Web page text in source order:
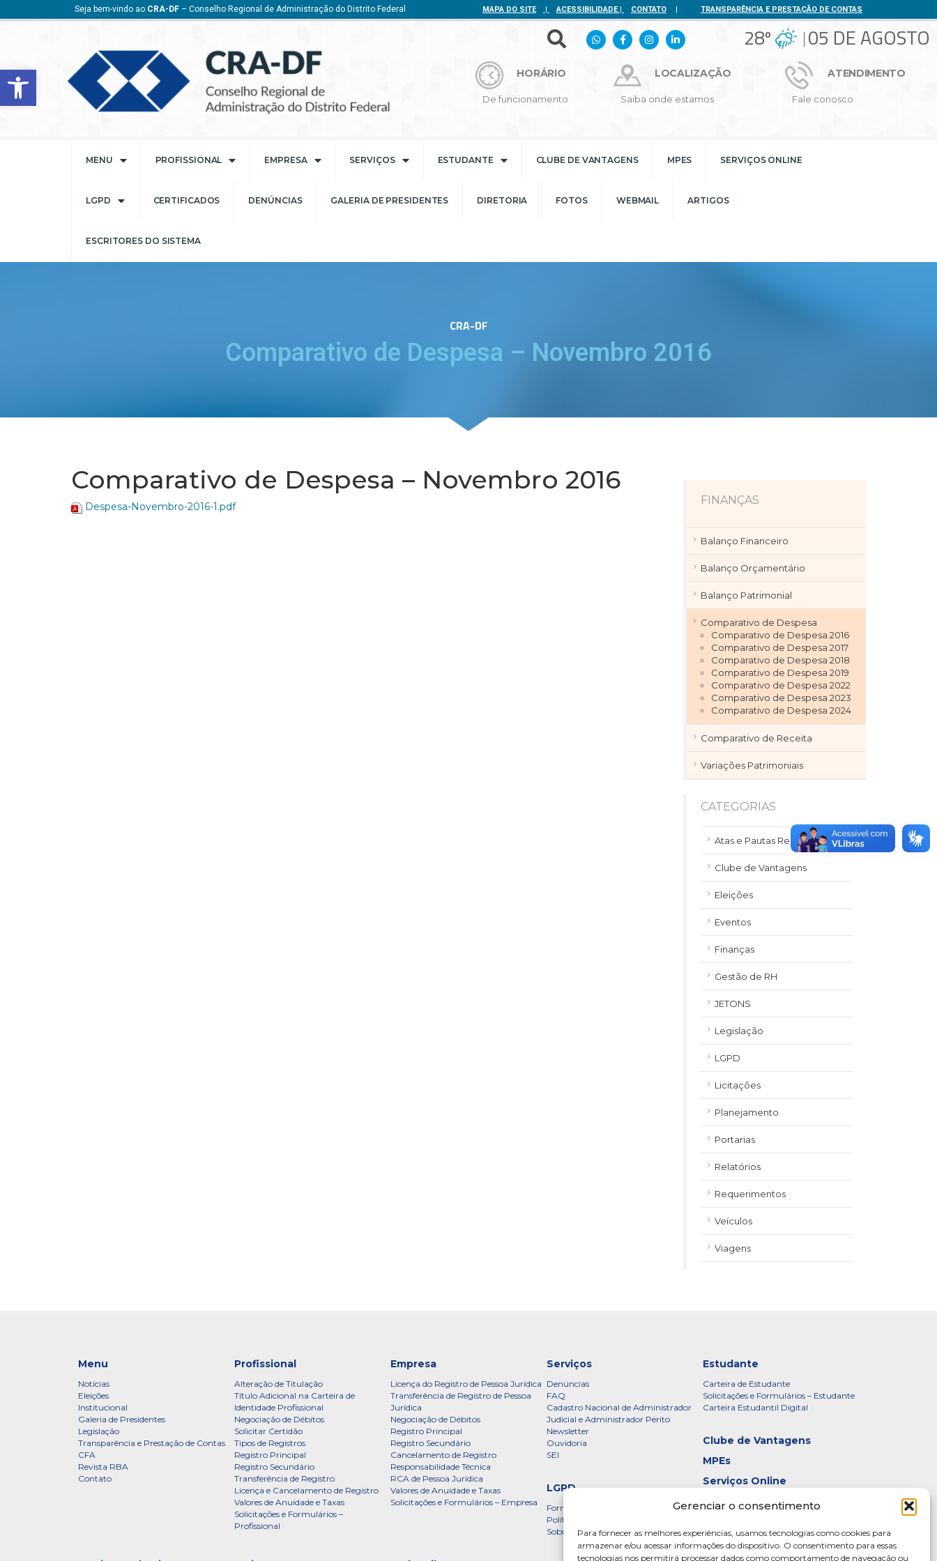
Barra de Ferramentas Aberta
Gerenciar o consentimento
Para fornecer as melhores experiências, usamos tecnologias como cookies para
armazenar e/ou acessar informações do dispositivo. O consentimento para essas
tecnologias nos permitirá processar dados como comportamento de navegação ou
Seja bem-vindo ao CRA-DF – Conselho Regional de Administração do Distrito Federal MAPA DO SITE | ACESSIBILIDADE| CONTATO | TRANSPARÊNCIA E PRESTAÇÃO DE CONTAS
28º 05 DE AGOSTO
HORÁRIO
De funcionamento
LOCALIZAÇÃO
Saiba onde estamos
ATENDIMENTO
Fale conosco
MENU PROFISSIONAL EMPRESA SERVIÇOS ESTUDANTE CLUBE DE VANTAGENS MPES SERVIÇOS ONLINE
LGPD CERTIFICADOS DENÚNCIAS GALERIA DE PRESIDENTES DIRETORIA FOTOS WEBMAIL ARTIGOS
ESCRITORES DO SISTEMA
CRA-DF
Comparativo de Despesa – Novembro 2016
Comparativo de Despesa – Novembro 2016
Despesa-Novembro-2016-1.pdf FINANÇAS
Balanço Financeiro
Balanço Orçamentário
Balanço Patrimonial
Comparativo de Despesa
Comparativo de Despesa 2016
Comparativo de Despesa 2017
Comparativo de Despesa 2018
Comparativo de Despesa 2019
Comparativo de Despesa 2022
Comparativo de Despesa 2023
Comparativo de Despesa 2024
Comparativo de Receita
Variações Patrimoniais
CATEGORIAS
Atas e Pautas Reuniões
Clube de Vantagens
Eleições
Eventos
Finanças
Gestão de RH
JETONS
Legislação
LGPD
Licitações
Planejamento
Portarias
Relatórios
Requerimentos
Veículos
Viagens
Menu
Notícias
Eleições
Institucional
Galeria de Presidentes
Legislação
Transparência e Prestação de Contas
CFA
Revista RBA
Contato
Profissional
Alteração de Titulação
Título Adicional na Carteira de
Identidade Profissional
Negociação de Débitos
Solicitar Certidão
Tipos de Registros
Registro Principal
Registro Secundário
Transferência de Registro
Licença e Cancelamento de Registro
Valores de Anuidade e Taxas
Solicitações e Formulários –
Profissional
Empresa
Licença do Registro de Pessoa Jurídica
Transferência de Registro de Pessoa
Jurídica
Negociação de Débitos
Registro Principal
Registro Secundário
Cancelamento de Registro
Responsabilidade Técnica
RCA de Pessoa Jurídica
Valores de Anuidade e Taxas
Solicitações e Formulários – Empresa
Serviços
Denúncias
FAQ
Cadastro Nacional de Administrador
Judicial e Administrador Perito
Newsletter
Ouvidoria
SEI
Estudante
Carteira de Estudante
Solicitações e Formulários – Estudante
Carteira Estudantil Digital
Clube de Vantagens
MPEs
Serviços Online
LGPD
Formulário
Política de Privacidade – CRADF
Sobre a LGPD
Certificados
Galeria de Presidentes